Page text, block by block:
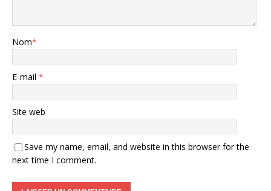
Nom*
E-mail *
Site web
Save my name, email, and website in this browser for the
next time I comment.